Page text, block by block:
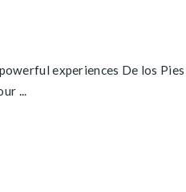
experiences De los
...